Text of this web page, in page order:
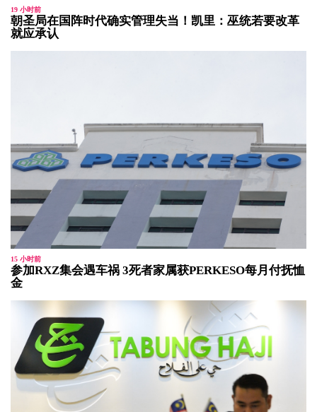
19 小时前
朝圣局在国阵时代确实管理失当！凯里：巫统若要改革
就应承认
15 小时前
参加RXZ集会遇车祸 3死者家属获PERKESO每月付抚恤
金